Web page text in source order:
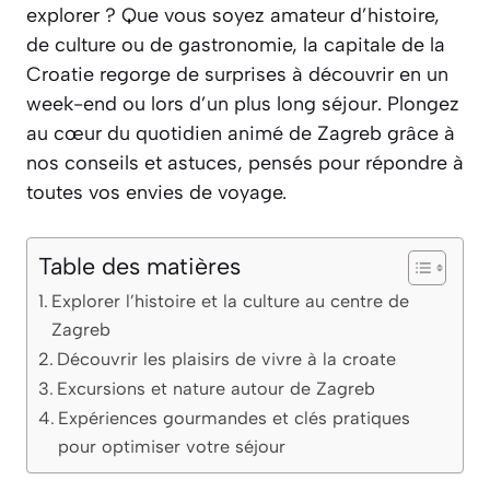
explorer ? Que vous soyez amateur d’histoire,
de culture ou de gastronomie, la capitale de la
Croatie regorge de surprises à découvrir en un
week-end ou lors d’un plus long séjour. Plongez
au cœur du quotidien animé de Zagreb grâce à
nos conseils et astuces, pensés pour répondre à
toutes vos envies de voyage.
Table des matières
Explorer l’histoire et la culture au centre de
Zagreb
Découvrir les plaisirs de vivre à la croate
Excursions et nature autour de Zagreb
Expériences gourmandes et clés pratiques
pour optimiser votre séjour